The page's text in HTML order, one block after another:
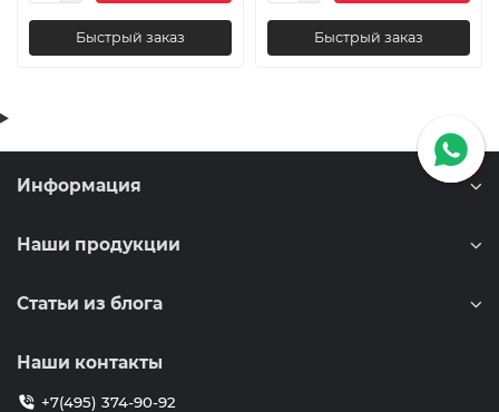
Быстрый заказ Быстрый заказ
Информация
Наши продукции
Статьи из блога
Наши контакты
+7(495) 374-90-92